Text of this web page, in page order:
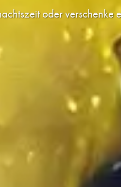
oder verschenke